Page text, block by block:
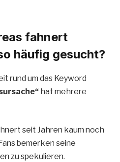
fahnert
häufig gesucht?
rund um das Keyword
hat mehrere
seit Jahren kaum noch
bemerken seine
zu spekulieren.